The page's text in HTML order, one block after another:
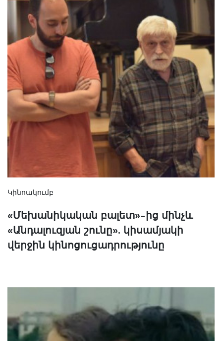
Կինոակումբ
«Մեխանիկական բալետ»-ից մինչև
«Անդալուզյան շունը». կիսամյակի
վերջին կինոցուցադրությունը